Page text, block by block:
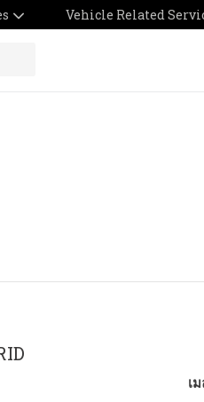
Vehicle Related
เ